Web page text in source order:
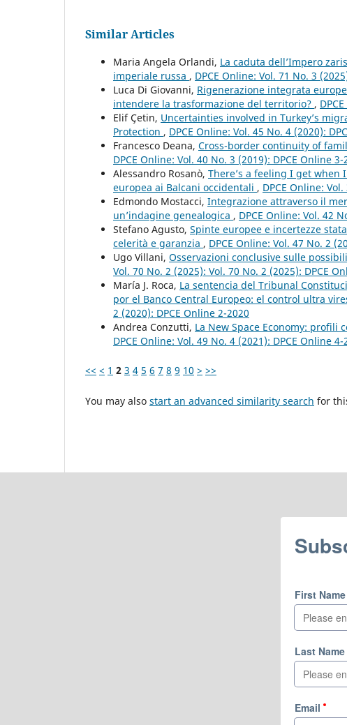
Similar Articles
Maria Angela Orlandi, La caduta dell’Impero
imperiale russa , DPCE Online: Vol. 71 No. 3
Luca Di Giovanni, Rigenerazione integrata
intendere la trasformazione del territorio? ,
Elif Çetin, Uncertainties involved in Turkey’s
Protection , DPCE Online: Vol. 45 No. 4 (2020):
Francesco Deana, Cross-border continuity of
DPCE Online: Vol. 40 No. 3 (2019): DPCE Online 3-
Alessandro Rosanò, There’s a feeling I get when
europea ai Balcani occidentali , DPCE Online:
Edmondo Mostacci, Integrazione attraverso il
un’indagine genealogica , DPCE Online: Vol. 42
Stefano Agusto, Spinte europee e incertezze
celerità e garanzia , DPCE Online: Vol. 47 No. 2
Ugo Villani, Osservazioni conclusive sulle
Vol. 70 No. 2 (2025): Vol. 70 No. 2 (2025): DPCE
María J. Roca, La sentencia del Tribunal
por el Banco Central Europeo: el control ultra
2 (2020): DPCE Online 2-2020
Andrea Conzutti, La New Space Economy:
DPCE Online: Vol. 49 No. 4 (2021): DPCE Online 4-
<< < 1 2 3 4 5 6 7 8 9 10 > >>
You may also start an advanced similarity search for